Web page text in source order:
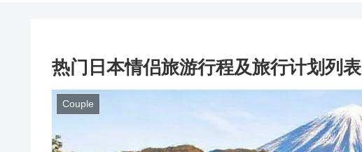
热门日本情侣旅游行程及旅行计划列表
Couple